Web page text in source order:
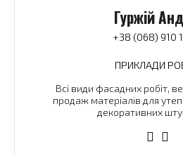
Гуржій
+38 (068) 910
ПРИКЛАДИ
Всі види фасадних робіт,
продаж матеріалів для
декоративних